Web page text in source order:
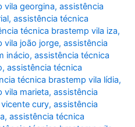
vila georgina,assistência
,assistência técnica
técnica brastemp vila iza,
vila joão jorge,assistência
inácio,assistência técnica
,assistência técnica
técnica brastemp vila lídia,
vila marieta,assistência
cury,assistência
,assistência técnica